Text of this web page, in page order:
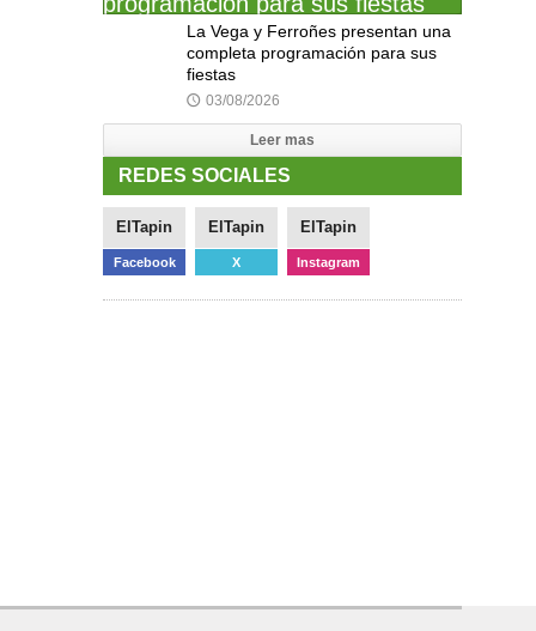
La Vega y Ferroñes presentan una
completa programación para sus
fiestas
🕔 03/08/2026
Leer mas
REDES SOCIALES
ElTapin
Facebook
ElTapin
X
ElTapin
Instagram